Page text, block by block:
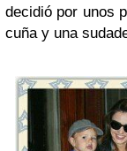
decidió por unos
cuña y una